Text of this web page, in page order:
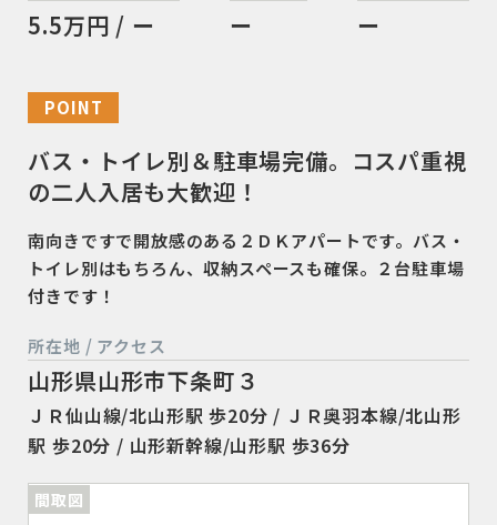
5.5万円 / ー ー ー
POINT
バス・トイレ別＆駐車場完備。コスパ重視
の二人入居も大歓迎！
南向きですで開放感のある２ＤＫアパートです。バス・
トイレ別はもちろん、収納スペースも確保。２台駐車場
付きです！
所在地 / アクセス
山形県山形市下条町３
ＪＲ仙山線/北山形駅 歩20分 / ＪＲ奥羽本線/北山形
駅 歩20分 / 山形新幹線/山形駅 歩36分
間取図